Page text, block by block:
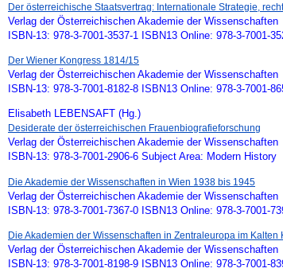
Der österreichische Staatsvertrag: Internationale Strategie,
Verlag der Österreichischen Akademie der Wissenschaften
ISBN-13: 978-3-7001-3537-1 ISBN13 Online: 978-3-7001-
Der Wiener Kongress 1814/15
Verlag der Österreichischen Akademie der Wissenschaften
ISBN-13: 978-3-7001-8182-8 ISBN13 Online: 978-3-7001-
Elisabeth LEBENSAFT (Hg.)
Desiderate der österreichischen Frauenbiografieforschung
Verlag der Österreichischen Akademie der Wissenschaften
ISBN-13: 978-3-7001-2906-6 Subject Area: Modern History
Die Akademie der Wissenschaften in Wien 1938 bis 1945
Verlag der Österreichischen Akademie der Wissenschaften
ISBN-13: 978-3-7001-7367-0 ISBN13 Online: 978-3-7001-
Die Akademien der Wissenschaften in Zentraleuropa im Kalten
Verlag der Österreichischen Akademie der Wissenschaften
ISBN-13: 978-3-7001-8198-9 ISBN13 Online: 978-3-7001-